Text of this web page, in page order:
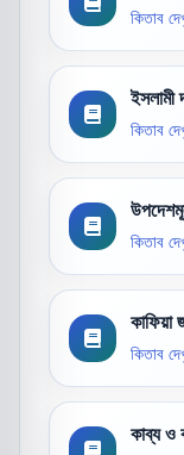
কিতাব
ইসলামী
কিতাব
কিতাব
কাফিয়া
কিতাব
কাব্য ও